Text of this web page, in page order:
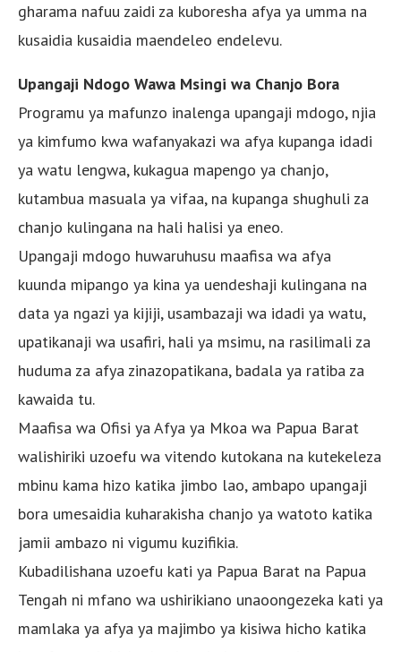
gharama nafuu zaidi za kuboresha afya ya umma na
kusaidia kusaidia maendeleo endelevu.
Upangaji Ndogo Wawa Msingi wa Chanjo Bora
Programu ya mafunzo inalenga upangaji mdogo, njia
ya kimfumo kwa wafanyakazi wa afya kupanga idadi
ya watu lengwa, kukagua mapengo ya chanjo,
kutambua masuala ya vifaa, na kupanga shughuli za
chanjo kulingana na hali halisi ya eneo.
Upangaji mdogo huwaruhusu maafisa wa afya
kuunda mipango ya kina ya uendeshaji kulingana na
data ya ngazi ya kijiji, usambazaji wa idadi ya watu,
upatikanaji wa usafiri, hali ya msimu, na rasilimali za
huduma za afya zinazopatikana, badala ya ratiba za
kawaida tu.
Maafisa wa Ofisi ya Afya ya Mkoa wa Papua Barat
walishiriki uzoefu wa vitendo kutokana na kutekeleza
mbinu kama hizo katika jimbo lao, ambapo upangaji
bora umesaidia kuharakisha chanjo ya watoto katika
jamii ambazo ni vigumu kuzifikia.
Kubadilishana uzoefu kati ya Papua Barat na Papua
Tengah ni mfano wa ushirikiano unaoongezeka kati ya
mamlaka ya afya ya majimbo ya kisiwa hicho katika